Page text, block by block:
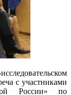
с участниками
России» по